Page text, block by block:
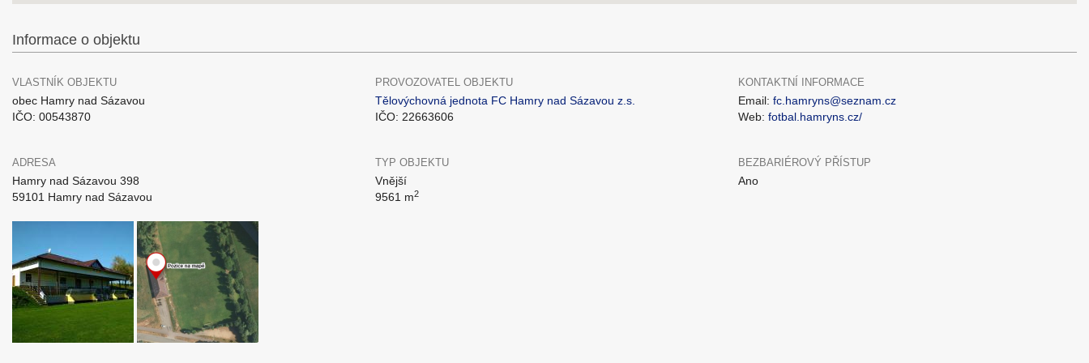
Informace o objektu
VLASTNÍK OBJEKTU
obec Hamry nad Sázavou
IČO: 00543870
PROVOZOVATEL OBJEKTU
Tělovýchovná jednota FC Hamry nad Sázavou z.s.
IČO: 22663606
KONTAKTNÍ INFORMACE
Email: fc.hamryns@seznam.cz
Web: fotbal.hamryns.cz/
ADRESA
Hamry nad Sázavou 398
59101 Hamry nad Sázavou
TYP OBJEKTU
Vnější
9561 m2
BEZBARIÉROVÝ PŘÍSTUP
Ano